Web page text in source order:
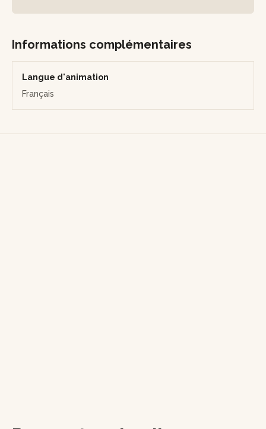
Informations complémentaires
Langue d'animation
Français